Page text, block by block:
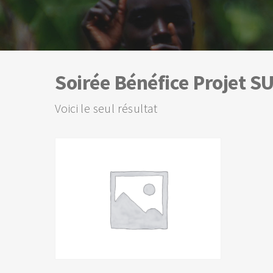
Soirée Bénéfice Projet
Voici le seul résultat